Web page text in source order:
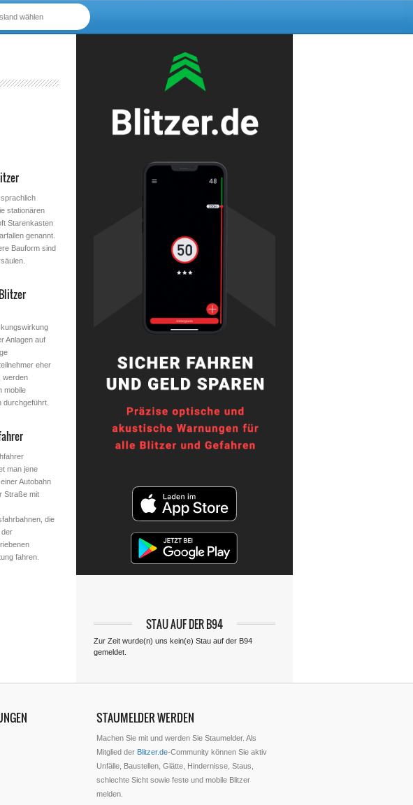
wählen
stationären
Starenkasten
genannt.
Bauform sind
Anlagen auf
eher
werden
mobile
durchgeführt.
man jene
Autobahn
Straße mit
die
der
fahren.
STAU AUF DER B94
Zur Zeit wurde(n) uns kein(e) Stau auf der B94
gemeldet.
STAUMELDER WERDEN
Machen Sie mit und werden Sie Staumelder. Als
Mitglied der Blitzer.de-Community können Sie aktiv
Unfälle, Baustellen, Glätte, Hindernisse, Staus,
schlechte Sicht sowie feste und mobile Blitzer
melden.